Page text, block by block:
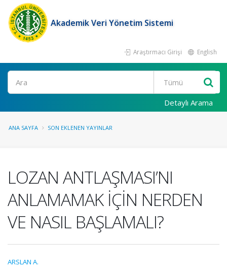
Akademik Veri Yönetim Sistemi
Araştırmacı Girişi English
Ara
Detaylı Arama
ANA SAYFA SON EKLENEN YAYINLAR
LOZAN ANTLAŞMASI’NI
ANLAMAMAK İÇİN NERDEN
VE NASIL BAŞLAMALI?
ARSLAN A.